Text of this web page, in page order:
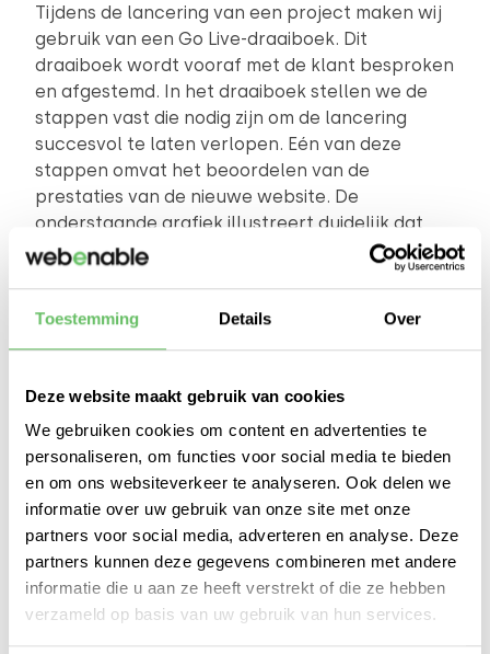
Toestemming Details Over
Deze website maakt gebruik van cookies
We gebruiken cookies om content en advertenties te
personaliseren, om functies voor social media te bieden
en om ons websiteverkeer te analyseren. Ook delen we
informatie over uw gebruik van onze site met onze
partners voor social media, adverteren en analyse. Deze
partners kunnen deze gegevens combineren met andere
informatie die u aan ze heeft verstrekt of die ze hebben
verzameld op basis van uw gebruik van hun services.
Tijdens de lancering van een project maken wij
gebruik van een Go Live-draaiboek. Dit
draaiboek wordt vooraf met de klant besproken
en afgestemd. In het draaiboek stellen we de
stappen vast die nodig zijn om de lancering
succesvol te laten verlopen. Eén van deze
stappen omvat het beoordelen van de
prestaties van de nieuwe website. De
onderstaande grafiek illustreert duidelijk dat
het Hydrazine Framework aanzienlijke
verbeteringen in de snelheid en prestaties met
Laadtijd acht keer sneller
De gemiddelde laadtijd op het oude platform
vergeleken met het Hydrazine-framework.